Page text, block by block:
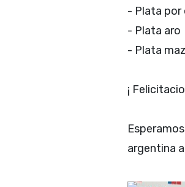
- Plata por
- Plata aro
- Plata
¡
argentina